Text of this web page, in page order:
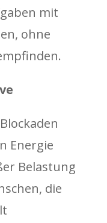
mit
ohne
Energie
Belastung
die